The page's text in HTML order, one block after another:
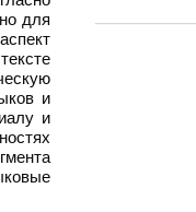
для
и
и